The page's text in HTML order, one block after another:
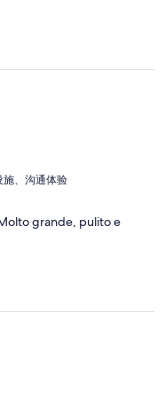
施、沟通体验
grande, pulito e